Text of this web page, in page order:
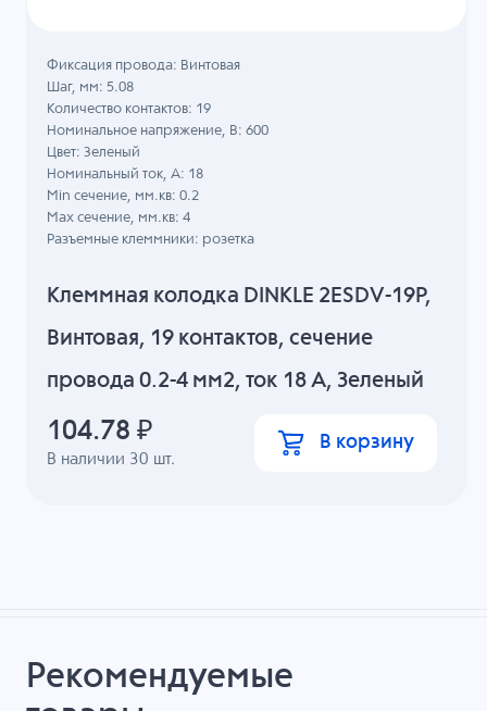
Клеммная колодка DINKLE 2ESDV-19P,
Винтовая, 19 контактов, сечение
провода 0.2-4 мм2, ток 18 A, Зеленый
В наличии 30 шт.
Фиксация провода: Винтовая
Шаг, мм: 5.08
Количество контактов: 19
Номинальное напряжение, B: 600
Цвет: Зеленый
Номинальный ток, А: 18
Min сечение, мм.кв: 0.2
Max сечение, мм.кв: 4
Разъемные клеммники: розетка
104.78 ₽ В корзину
Рекомендуемые